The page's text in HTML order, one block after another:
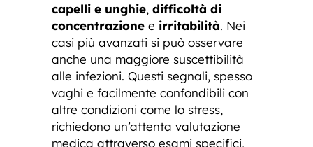
capelli e unghie, difficoltà di
concentrazione e irritabilità. Nei
casi più avanzati si può osservare
anche una maggiore suscettibilità
alle infezioni. Questi segnali, spesso
vaghi e facilmente confondibili con
altre condizioni come lo stress,
richiedono un’attenta valutazione
medica attraverso esami specifici,